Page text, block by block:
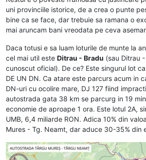
uni provinciile istorice, de a crea o punte
bine ca se face, dar trebuie sa ramana o
mai aruncam bani vreodata pe ceva
Daca totusi e sa luam loturile de munte la
cel mai util este Ditrau - Bradu (sau Ditrau
cunoscut oficial). De ce? Este singurul lot
DE UN DN. Ca atare este parcurs acum in
DN-uri cu ocolire mare, DJ 127 fiind
autostrada gata 38 km se parcurg in 19
economie de aproape 1 ora. Este lotul 2A,
UMB, 6,4 miliarde RON. Adica 10% din
Mures - Tg. Neamt, dar aduce 30-35% din